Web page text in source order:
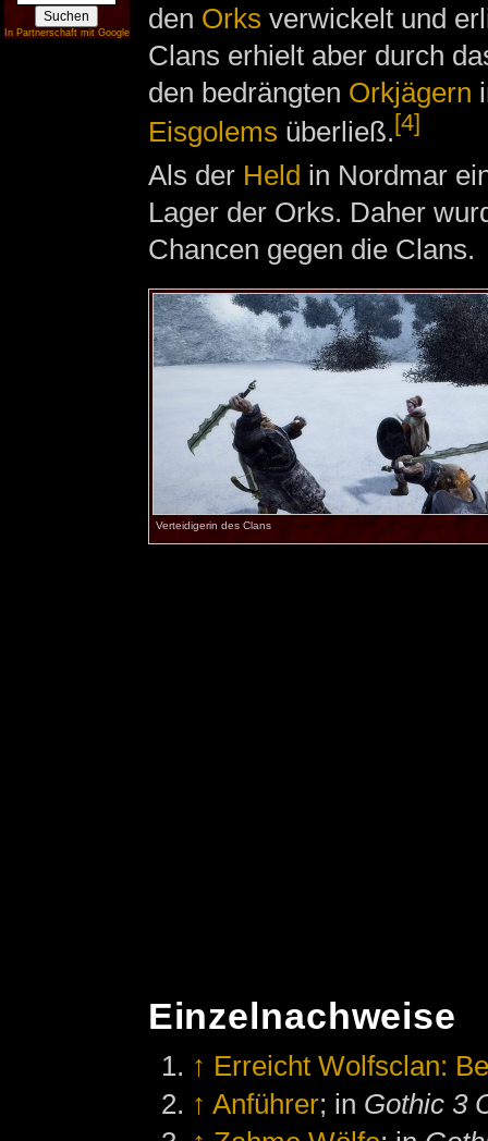
In Partnerschaft mit Google
den Orks verwickelt und
Clans erhielt aber durch
den bedrängten Orkjägern
Eisgolems überließ.[4]
Als der Held in Nordmar
Lager der Orks. Daher
Chancen gegen die Clans.
Verteidigerin des Clans
Einzelnachweise
↑ Erreicht Wolfsclan:
↑ Anführer; in Gothic 3